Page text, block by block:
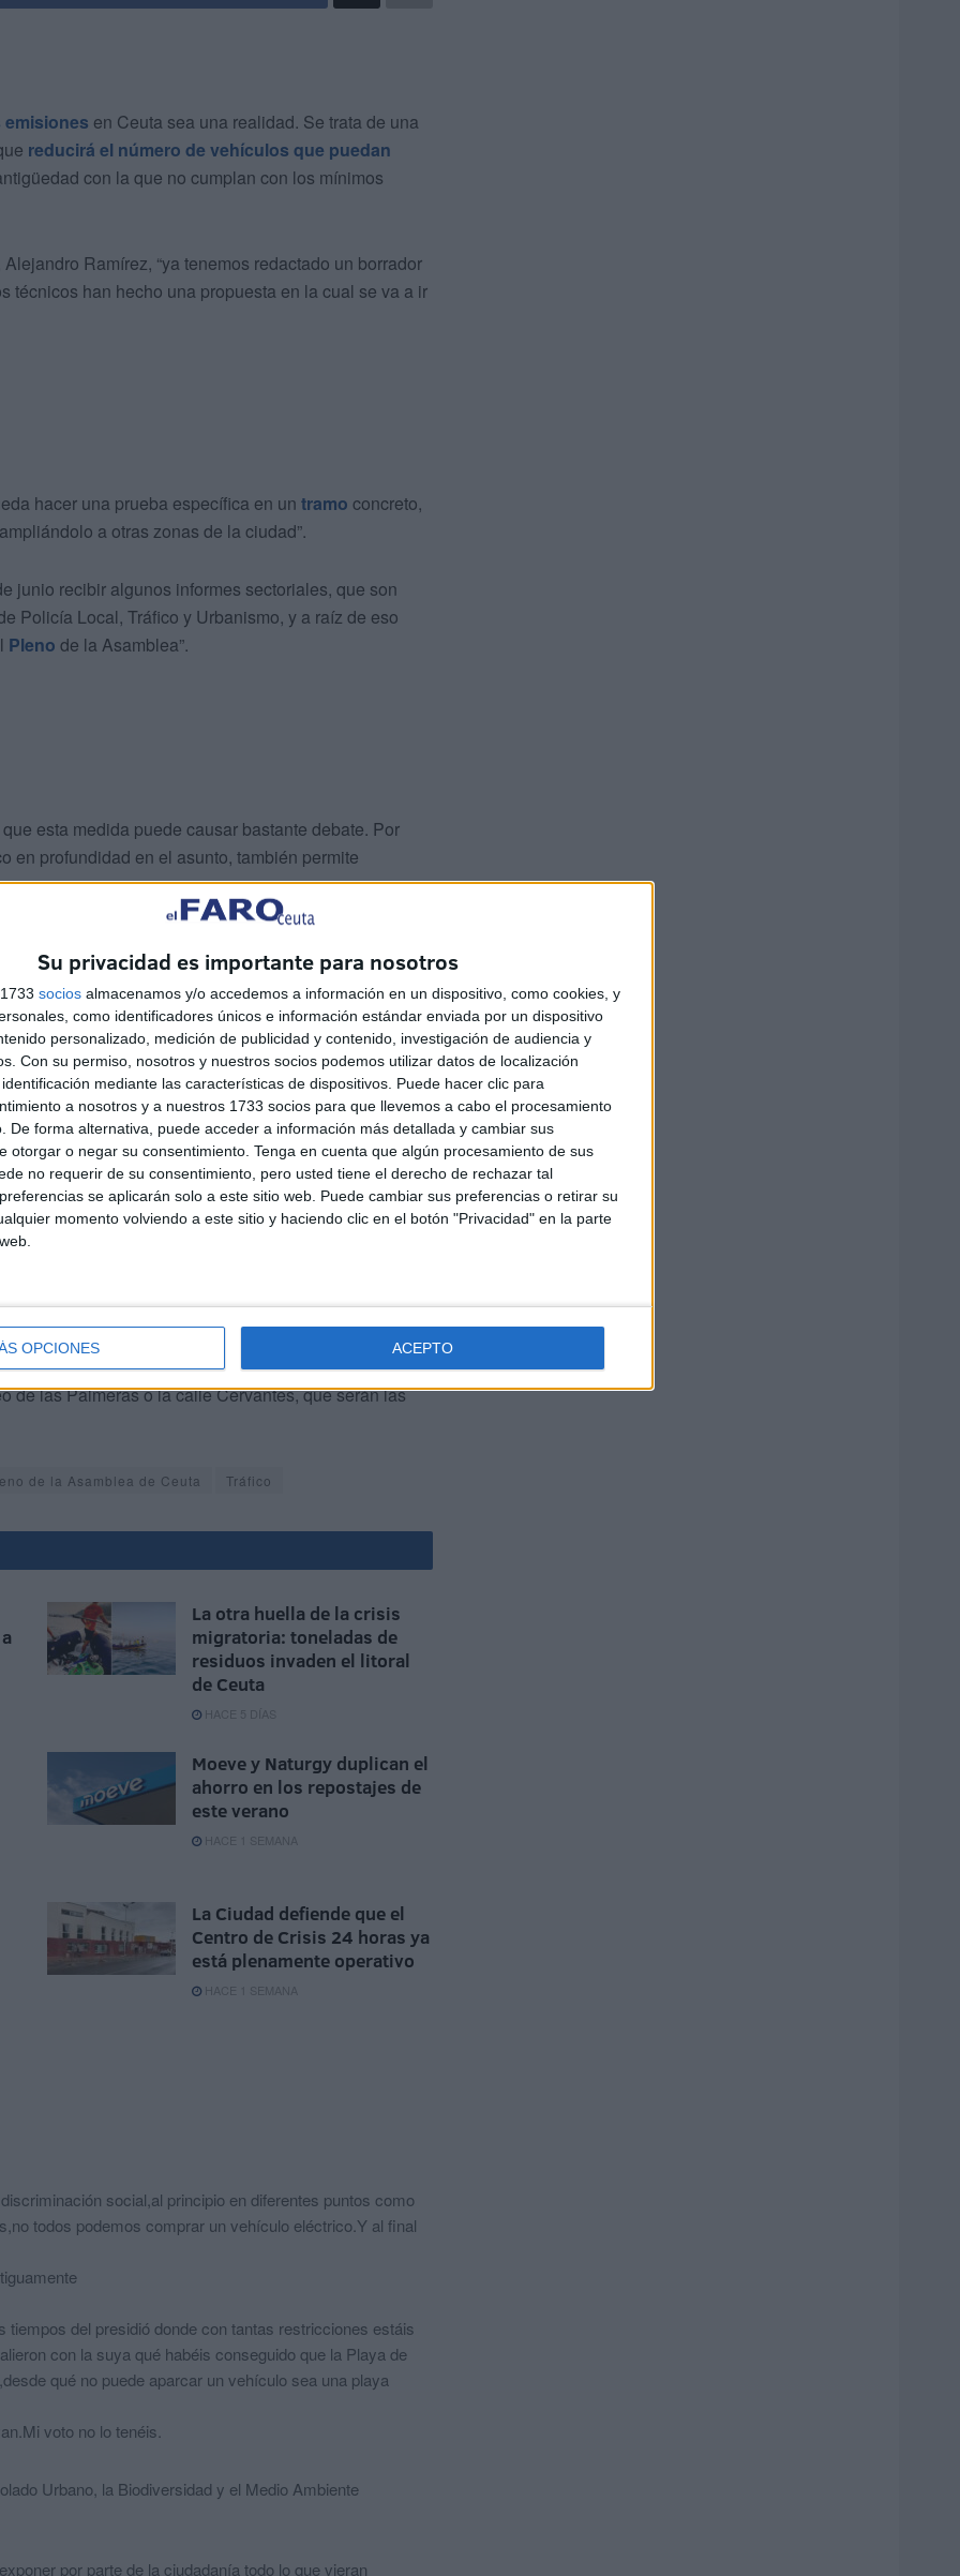
Su privacidad es importante para nosotros
socios almacenamos y/o accedemos a información en un dispositivo, como cookies, y
como identificadores únicos e información estándar enviada por un dispositivo
personalizado, medición de publicidad y contenido, investigación de audiencia y
Con su permiso, nosotros y nuestros socios podemos utilizar datos de localización
mediante las características de dispositivos. Puede hacer clic para
a nosotros y a nuestros 1733 socios para que llevemos a cabo el procesamiento
De forma alternativa, puede acceder a información más detallada y cambiar sus
otorgar o negar su consentimiento. Tenga en cuenta que algún procesamiento de sus
no requerir de su consentimiento, pero usted tiene el derecho de rechazar tal
se aplicarán solo a este sitio web. Puede cambiar sus preferencias o retirar su
momento volviendo a este sitio y haciendo clic en el botón "Privacidad" en la parte
OPCIONES ACEPTO
emisiones en Ceuta sea una realidad. Se trata de una
reducirá el número de vehículos que puedan
con la que no cumplan con los mínimos
Alejandro Ramírez, “ya tenemos redactado un borrador
técnicos han hecho una propuesta en la cual se va a ir
hacer una prueba específica en un tramo concreto,
a otras zonas de la ciudad”.
junio recibir algunos informes sectoriales, que son
Policía Local, Tráfico y Urbanismo, y a raíz de eso
Pleno de la Asamblea”.
esta medida puede causar bastante debate. Por
en profundidad en el asunto, también permite
colegio para dejar a los niños o ir a una cita médica.
ordenanza”.
realizada completa que afectará “a lo que es
más externas de la ciudad, como todo el vial de
por la zona del Recinto Sur”.
de las Palmeras o la calle Cervantes, que serán las
de la Asamblea de Ceuta Tráfico
La otra huella de la crisis
migratoria: toneladas de
residuos invaden el litoral
de Ceuta
HACE 5 DÍAS
Moeve y Naturgy duplican el
ahorro en los repostajes de
este verano
HACE 1 SEMANA
La Ciudad defiende que el
Centro de Crisis 24 horas ya
está plenamente operativo
HACE 1 SEMANA
social,al principio en diferentes puntos como
todos podemos comprar un vehículo eléctrico.Y al final
tiempos del presidió donde con tantas restricciones estáis
con la suya qué habéis conseguido que la Playa de
qué no puede aparcar un vehículo sea una playa
voto no lo tenéis.
Urbano, la Biodiversidad y el Medio Ambiente
por parte de la ciudadanía todo lo que vieran